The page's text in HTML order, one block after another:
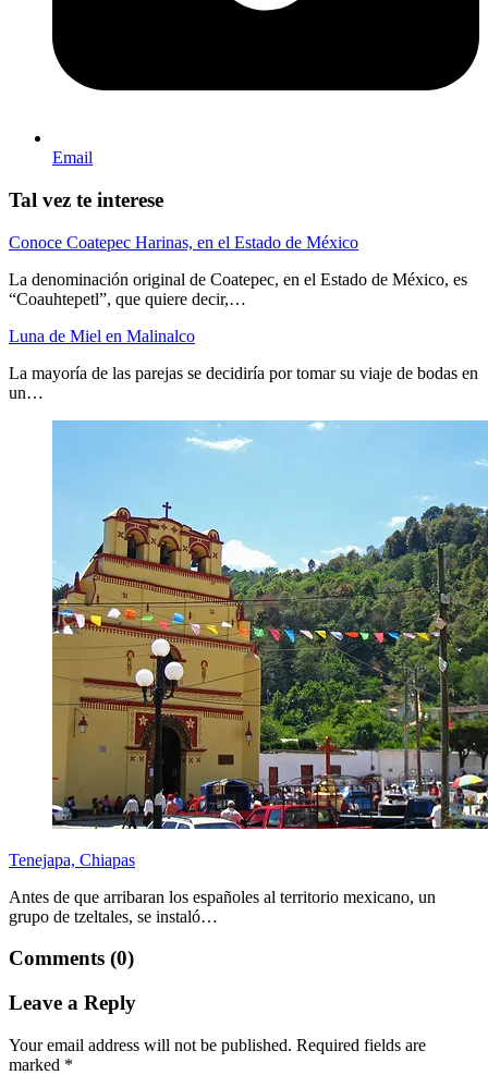
Email
Tal vez te interese
Conoce Coatepec Harinas, en el Estado de México
La denominación original de Coatepec, en el Estado de México, es
“Coauhtepetl”, que quiere decir,…
Luna de Miel en Malinalco
La mayoría de las parejas se decidiría por tomar su viaje de bodas en
un…
Tenejapa, Chiapas
Antes de que arribaran los españoles al territorio mexicano, un
grupo de tzeltales, se instaló…
Comments (0)
Leave a Reply
Your email address will not be published. Required fields are
marked *